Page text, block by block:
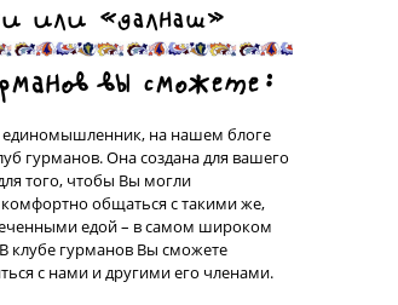
или «далнаш»
вы сможете:
на нашем блоге
гурманов. Она создана для вашего
того, чтобы Вы могли
комфортно общаться с такими же,
едой – в самом широком
клубе гурманов Вы сможете
с нами и другими его членами.